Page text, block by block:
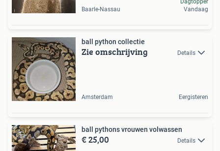
Baarle-Nassau
Dagtopper
Vandaag
ball python collectie
Zie omschrijving Details
Amsterdam Eergisteren
ball pythons vrouwen volwassen
€ 25,00 Details